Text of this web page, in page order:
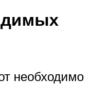
необходимо